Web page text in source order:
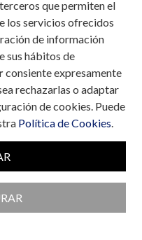
que permiten el
los servicios ofrecidos
de información
sus hábitos de
consiente expresamente
rechazarlas o adaptar
de cookies. Puede
Política de Cookies.
Fundación